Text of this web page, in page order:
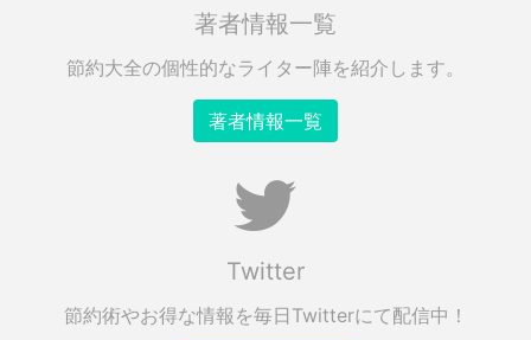
著者情報一覧
節約大全の個性的なライター陣を紹介します。
著者情報一覧
Twitter
節約術やお得な情報を毎日Twitterにて配信中！